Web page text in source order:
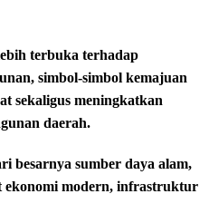
terbuka terhadap
simbol-simbol kemajuan
sekaligus meningkatkan
daerah.
besarnya sumber daya alam,
ekonomi modern, infrastruktur